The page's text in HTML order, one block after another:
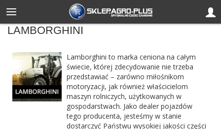
LAMBORGHINI
Lamborghini to marka ceniona na całym
świecie, której zdecydowanie nie trzeba
przedstawiać – zarówno miłośnikom
motoryzacji, jak również właścicielom
maszyn rolniczych, użytkowanych w
gospodarstwach. Jako dealer pojazdów
tego producenta, jesteśmy w stanie
dostarczyć Państwu wysokiej jakości części